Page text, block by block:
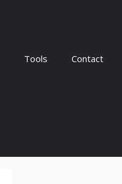
Tools Contact